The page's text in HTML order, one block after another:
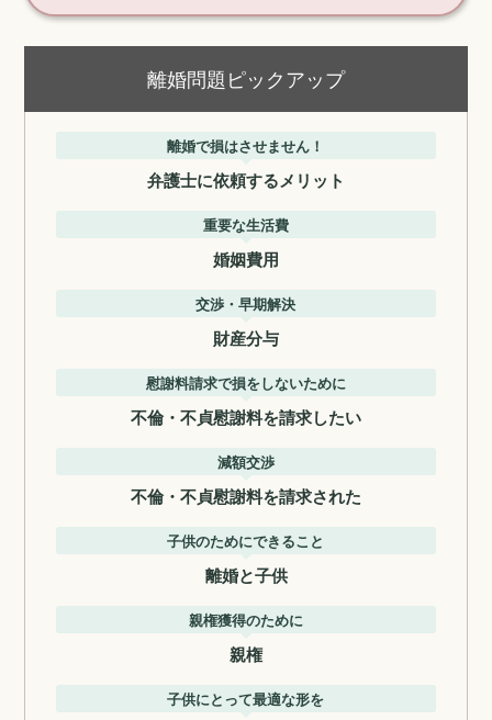
離婚問題ピックアップ
離婚で損はさせません！
弁護士に依頼するメリット
重要な生活費
婚姻費用
交渉・早期解決
財産分与
慰謝料請求で損をしないために
不倫・不貞慰謝料を請求したい
減額交渉
不倫・不貞慰謝料を請求された
子供のためにできること
離婚と子供
親権獲得のために
親権
子供にとって最適な形を